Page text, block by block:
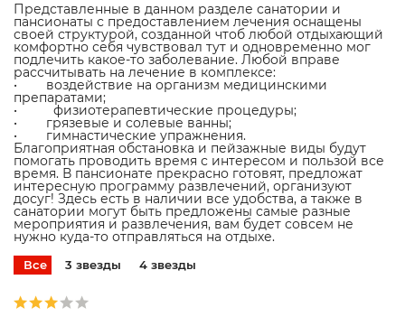
Представленные в данном разделе санатории и
пансионаты с предоставлением лечения оснащены
своей структурой, созданной чтоб любой отдыхающий
комфортно себя чувствовал тут и одновременно мог
подлечить какое-то заболевание. Любой вправе
рассчитывать на лечение в комплексе:
• воздействие на организм медицинскими
препаратами;
• физиотерапевтические процедуры;
• грязевые и солевые ванны;
• гимнастические упражнения.
Благоприятная обстановка и пейзажные виды будут
помогать проводить время с интересом и пользой все
время. В пансионате прекрасно готовят, предложат
интересную программу развлечений, организуют
досуг! Здесь есть в наличии все удобства, а также в
санатории могут быть предложены самые разные
мероприятия и развлечения, вам будет совсем не
нужно куда-то отправляться на отдыхе.
Все 3 звезды 4 звезды